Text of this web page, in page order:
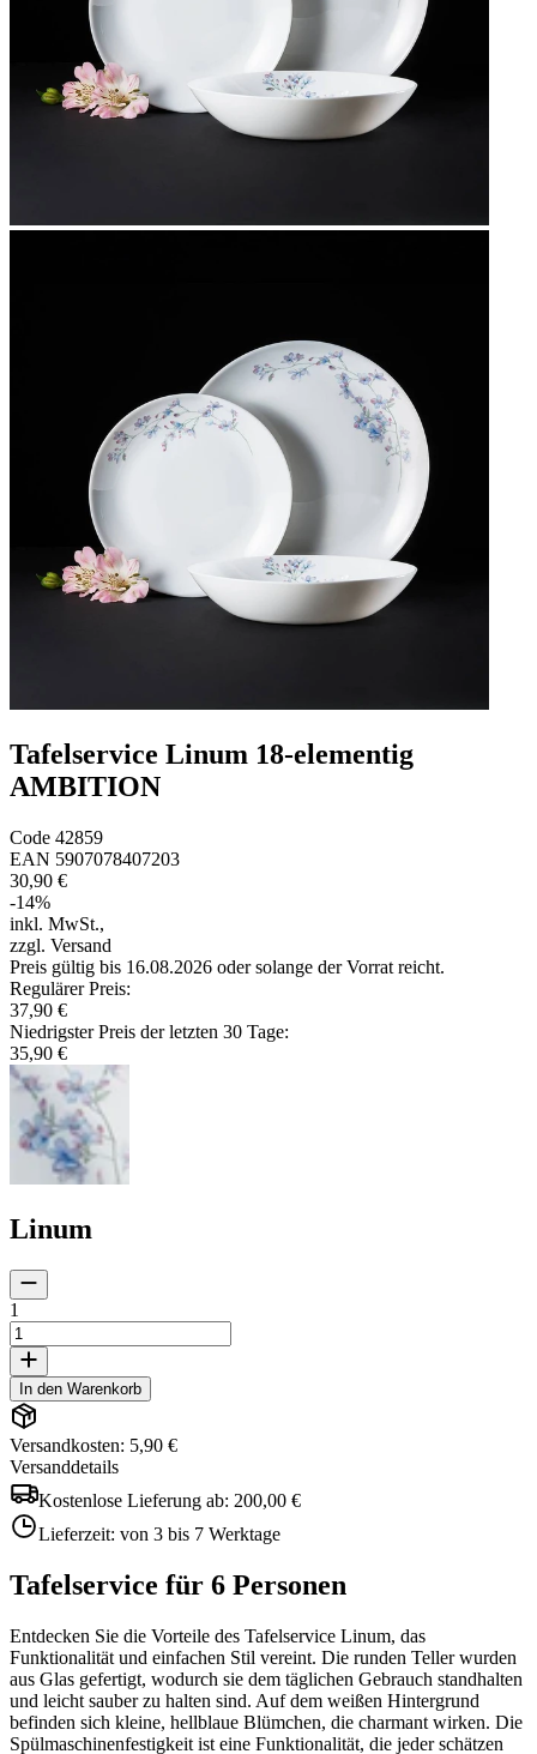
Tafelservice Linum 18-elementig
AMBITION
Code 42859
EAN 5907078407203
30,90 €
-14%
inkl. MwSt.,
zzgl. Versand
Preis gültig bis 16.08.2026 oder solange der Vorrat reicht.
Regulärer Preis:
37,90 €
Niedrigster Preis der letzten 30 Tage:
35,90 €
Linum
1
In den Warenkorb
Versandkosten: 5,90 €
Versanddetails
Kostenlose Lieferung ab: 200,00 €
Lieferzeit: von 3 bis 7 Werktage
Tafelservice für 6 Personen
Entdecken Sie die Vorteile des Tafelservice Linum, das
Funktionalität und einfachen Stil vereint. Die runden Teller wurden
aus Glas gefertigt, wodurch sie dem täglichen Gebrauch standhalten
und leicht sauber zu halten sind. Auf dem weißen Hintergrund
befinden sich kleine, hellblaue Blümchen, die charmant wirken. Die
Spülmaschinenfestigkeit ist eine Funktionalität, die jeder schätzen